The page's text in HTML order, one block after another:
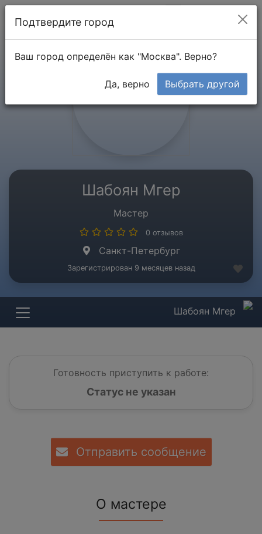
Шабоян Мгер
Мастер
0 отзывов
Санкт-Петербург
Зарегистрирован 9 месяцев назад
Шабоян Мгер
Готовность приступить к работе:
Статус не указан
Отправить сообщение
О мастере
Подтвердите город
Ваш город определён как "Москва". Верно?
Да, верно Выбрать другой